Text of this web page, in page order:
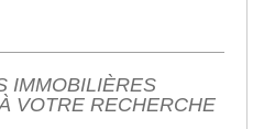
IMMOBILIÈRES
VOTRE RECHERCHE